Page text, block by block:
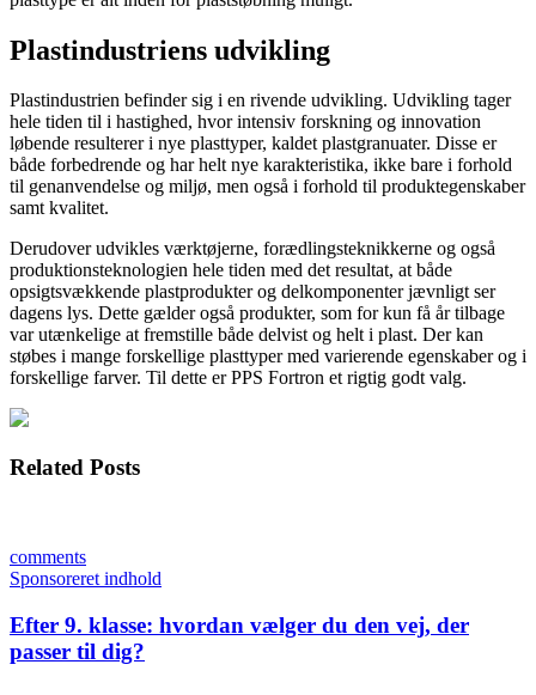
Plastindustriens udvikling
Plastindustrien befinder sig i en rivende udvikling. Udvikling tager
hele tiden til i hastighed, hvor intensiv forskning og innovation
løbende resulterer i nye plasttyper, kaldet plastgranuater. Disse er
både forbedrende og har helt nye karakteristika, ikke bare i forhold
til genanvendelse og miljø, men også i forhold til produktegenskaber
samt kvalitet.
Derudover udvikles værktøjerne, forædlingsteknikkerne og også
produktionsteknologien hele tiden med det resultat, at både
opsigtsvækkende plastprodukter og delkomponenter jævnligt ser
dagens lys. Dette gælder også produkter, som for kun få år tilbage
var utænkelige at fremstille både delvist og helt i plast. Der kan
støbes i mange forskellige plasttyper med varierende egenskaber og i
forskellige farver. Til dette er PPS Fortron et rigtig godt valg.
Related Posts
comments
Sponsoreret indhold
Efter 9. klasse: hvordan vælger du den vej, der
passer til dig?